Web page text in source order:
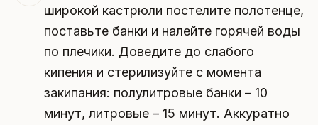
широкой кастрюли постелите полотенце,
поставьте банки и налейте горячей воды
по плечики. Доведите до слабого
кипения и стерилизуйте с момента
закипания: полулитровые банки – 10
минут, литровые – 15 минут. Аккуратно